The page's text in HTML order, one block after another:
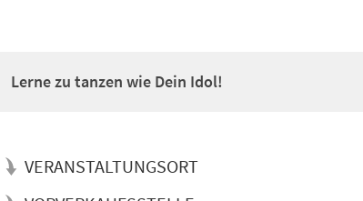
Lerne zu tanzen wie Dein Idol!
VERANSTALTUNGSORT